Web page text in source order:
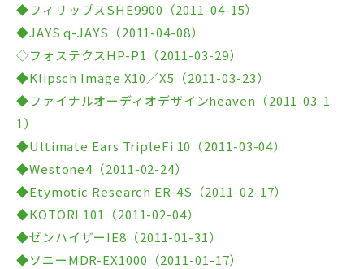
◆フィリップスSHE9900（2011-04-15）
◆JAYS q-JAYS（2011-04-08）
◇フォステクスHP-P1（2011-03-29）
◆Klipsch Image X10／X5（2011-03-23）
◆ファイナルオーディオデザインheaven（2011-03-1
1）
◆Ultimate Ears TripleFi 10（2011-03-04）
◆Westone4（2011-02-24）
◆Etymotic Research ER-4S（2011-02-17）
◆KOTORI 101（2011-02-04）
◆ゼンハイザーIE8（2011-01-31）
◆ソニーMDR-EX1000（2011-01-17）